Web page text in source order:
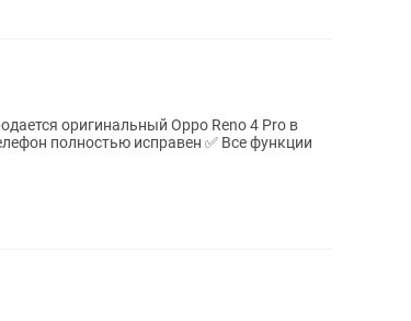
оригинальный Oppo Reno 4 Pro в